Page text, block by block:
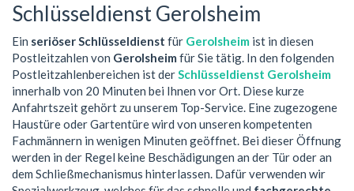
Schlüsseldienst Gerolsheim
Ein seriöser Schlüsseldienst für Gerolsheim ist in diesen
Postleitzahlen von Gerolsheim für Sie tätig. In den folgenden
Postleitzahlenbereichen ist derSchlüsseldienst Gerolsheim
innerhalb von 20 Minuten bei Ihnen vor Ort. Diese kurze
Anfahrtszeit gehört zu unserem Top-Service. Eine zugezogene
Haustüre oder Gartentüre wird von unseren kompetenten
Fachmännern in wenigen Minuten geöffnet. Bei dieser Öffnung
werden in der Regel keine Beschädigungen an der Tür oder an
dem Schließmechanismus hinterlassen. Dafür verwenden wir